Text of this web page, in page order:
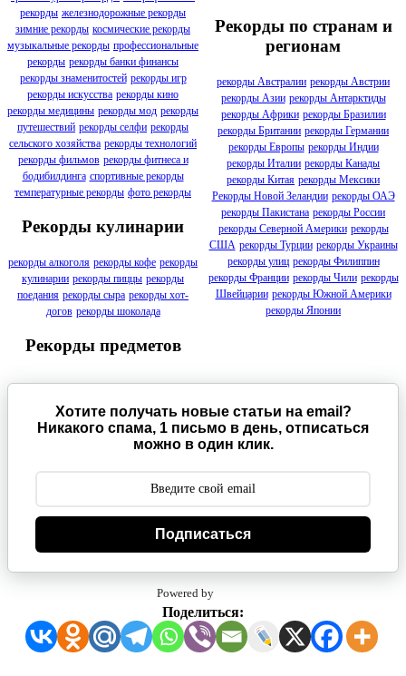
рекорды железнодорожные рекорды
зимние рекорды космические рекорды
музыкальные рекорды профессиональные
рекорды рекорды банки финансы
рекорды знаменитостей рекорды игр
рекорды искусства рекорды кино
рекорды медицины рекорды мод рекорды
путешествий рекорды селфи рекорды
сельского хозяйства рекорды технологий
рекорды фильмов рекорды фитнеса и
бодибилдинга спортивные рекорды
температурные рекорды фото рекорды
Рекорды кулинарии
рекорды алкоголя рекорды кофе рекорды
кулинарии рекорды пиццы рекорды
поедания рекорды сыра рекорды хот-
догов рекорды шоколада
Рекорды предметов
Рекорды по странам и
регионам
рекорды Австралии рекорды Австрии
рекорды Азии рекорды Антарктиды
рекорды Африки рекорды Бразилии
рекорды Британии рекорды Германии
рекорды Европы рекорды Индии
рекорды Италии рекорды Канады
рекорды Китая рекорды Мексики
Рекорды Новой Зеландии рекорды ОАЭ
рекорды Пакистана рекорды России
рекорды Северной Америки рекорды
США рекорды Турции рекорды Украины
рекорды улиц рекорды Филиппин
рекорды Франции рекорды Чили рекорды
Швейцарии рекорды Южной Америки
рекорды Японии
Хотите получать новые статьи на email?
Никакого спама, 1 письмо в день, отписаться
можно в один клик.
Подписаться
Powered by
Поделиться: